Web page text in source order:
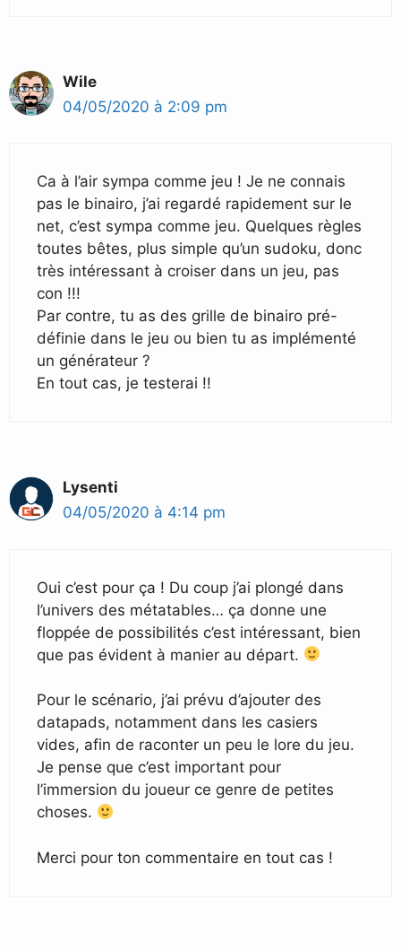
Wile
04/05/2020 à 2:09 pm
Ca à l’air sympa comme jeu ! Je ne connais
pas le binairo, j’ai regardé rapidement sur le
net, c’est sympa comme jeu. Quelques règles
toutes bêtes, plus simple qu’un sudoku, donc
très intéressant à croiser dans un jeu, pas
con !!!
Par contre, tu as des grille de binairo pré-
définie dans le jeu ou bien tu as implémenté
un générateur ?
En tout cas, je testerai !!
Lysenti
04/05/2020 à 4:14 pm
Oui c’est pour ça ! Du coup j’ai plongé dans
l’univers des métatables… ça donne une
floppée de possibilités c’est intéressant, bien
que pas évident à manier au départ.
Pour le scénario, j’ai prévu d’ajouter des
datapads, notamment dans les casiers
vides, afin de raconter un peu le lore du jeu.
Je pense que c’est important pour
l’immersion du joueur ce genre de petites
choses.
Merci pour ton commentaire en tout cas !